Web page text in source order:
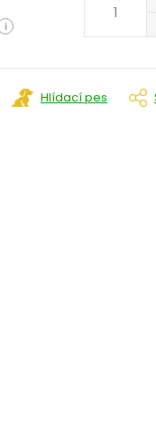
i
Hlídací pes